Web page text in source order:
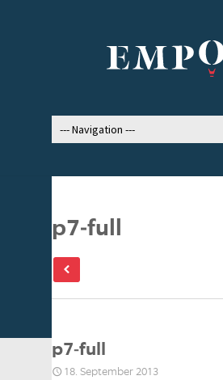
p7-full
p7-full
18. September 2013